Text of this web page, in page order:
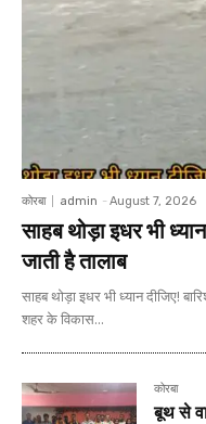
कोरबा admin - August 7, 2026
साहब थोड़ा इधर भी
जाती है तालाब
साहब थोड़ा इधर भी ध्यान दीजिए!
शहर के विकास...
कोरबा
बूथ से